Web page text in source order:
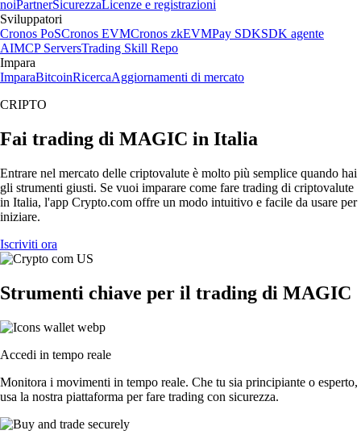
noiPartnerSicurezzaLicenze e registrazioni
Sviluppatori
Cronos PoSCronos EVMCronos zkEVMPay SDKSDK agente
AIMCP ServersTrading Skill Repo
Impara
ImparaBitcoinRicercaAggiornamenti di mercato
CRIPTO
Fai trading di MAGIC in Italia
Entrare nel mercato delle criptovalute è molto più semplice quando hai
gli strumenti giusti. Se vuoi imparare come fare trading di criptovalute
in Italia, l'app Crypto.com offre un modo intuitivo e facile da usare per
iniziare.
Iscriviti ora
Strumenti chiave per il trading di MAGIC
Accedi in tempo reale
Monitora i movimenti in tempo reale. Che tu sia principiante o esperto,
usa la nostra piattaforma per fare trading con sicurezza.